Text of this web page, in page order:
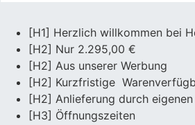
[H1] Herzlich willkommen bei
[H2] Nur 2.295,00 €
[H2] Aus unserer Werbung
[H2] Kurzfristige
[H2] Anlieferung durch
[H3] Öffnungszeiten